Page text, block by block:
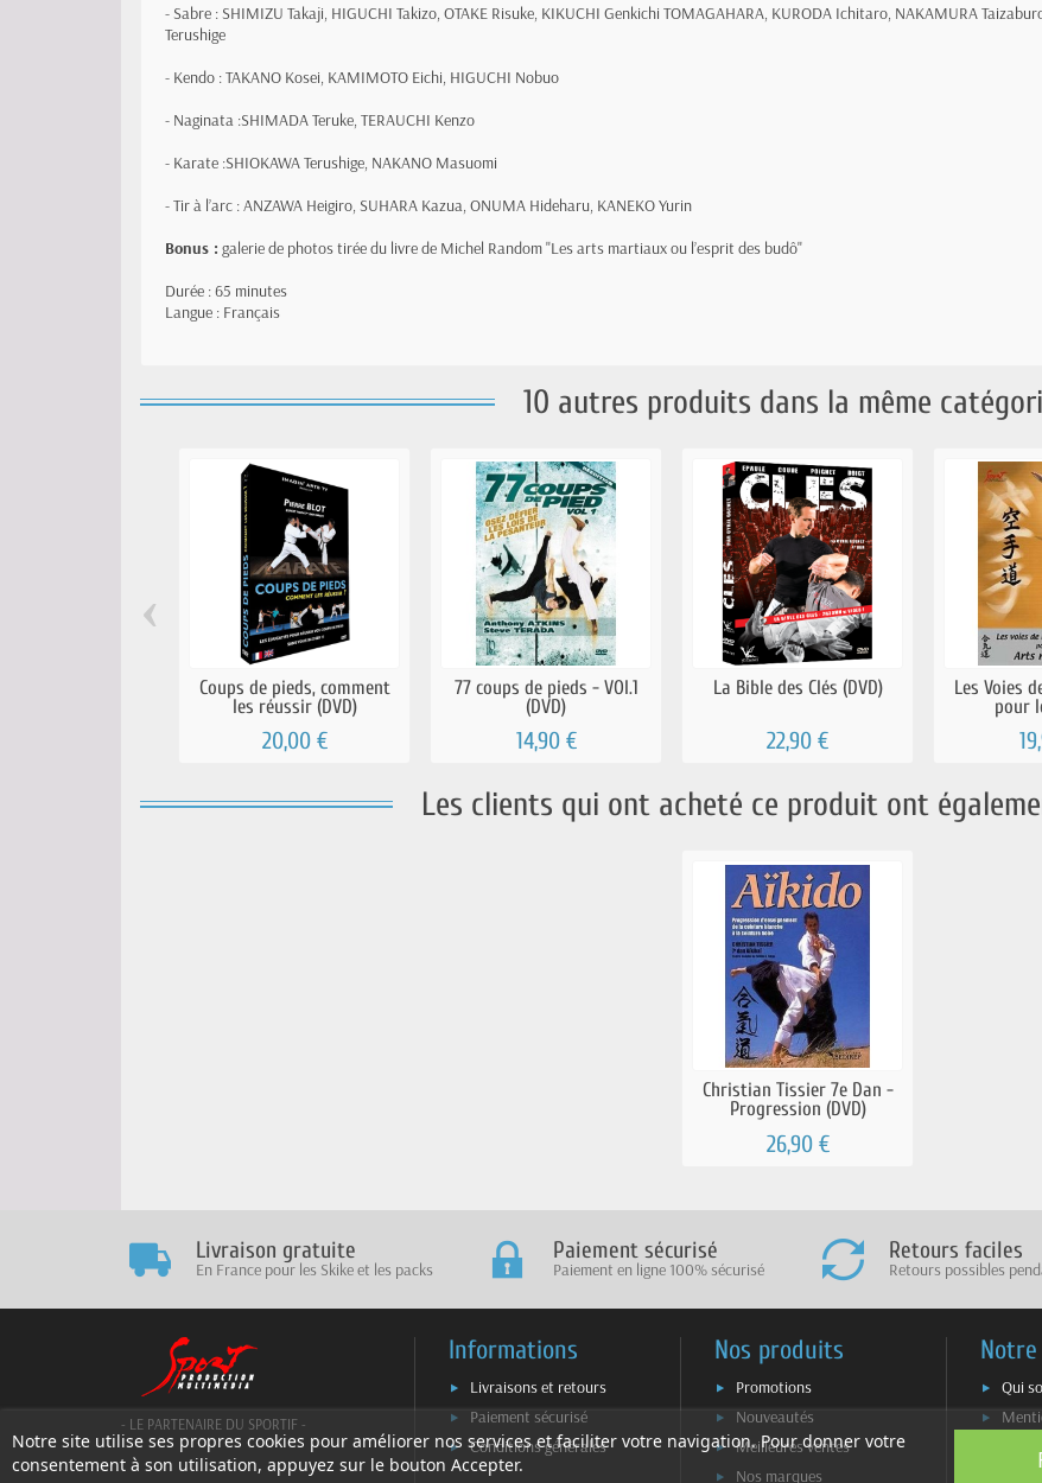
- Sabre : SHIMIZU Takaji, HIGUCHI Takizo, OTAKE Risuke, KIKUCHI Genkichi TOMAGAHARA, KURODA Ichitaro, NAKAMURA
Terushige
- Kendo : TAKANO Kosei, KAMIMOTO Eichi, HIGUCHI Nobuo
- Naginata :SHIMADA Teruke, TERAUCHI Kenzo
- Karate :SHIOKAWA Terushige, NAKANO Masuomi
- Tir à l’arc : ANZAWA Heigiro, SUHARA Kazua, ONUMA Hideharu, KANEKO Yurin
Bonus : galerie de photos tirée du livre de Michel Random "Les arts martiaux ou l’esprit des budô"
Durée : 65 minutes
Langue : Français
10 autres produits dans la même
Coups de pieds, comment
les réussir (DVD)
20,00 €
77 coups de pieds - VOl.1
(DVD)
14,90 €
La Bible des Clés (DVD)
22,90 €
Les Voies
pour
‹
Les clients qui ont acheté ce produit ont
Christian Tissier 7e Dan -
Progression (DVD)
26,90 €
Livraison gratuite
En France pour les Skike et les packs
Paiement sécurisé
Paiement en ligne 100% sécurisé
Retours faciles
Retours possibles
- LE PARTENAIRE DU SPORTIF -
Informations
Livraisons et retours
Paiement sécurisé
Conditions générales
Nos produits
Promotions
Nouveautés
Meilleures ventes
Nos marques
Qui
Notre site utilise ses propres cookies pour améliorer nos services et faciliter votre navigation. Pour donner votre
consentement à son utilisation, appuyez sur le bouton Accepter.